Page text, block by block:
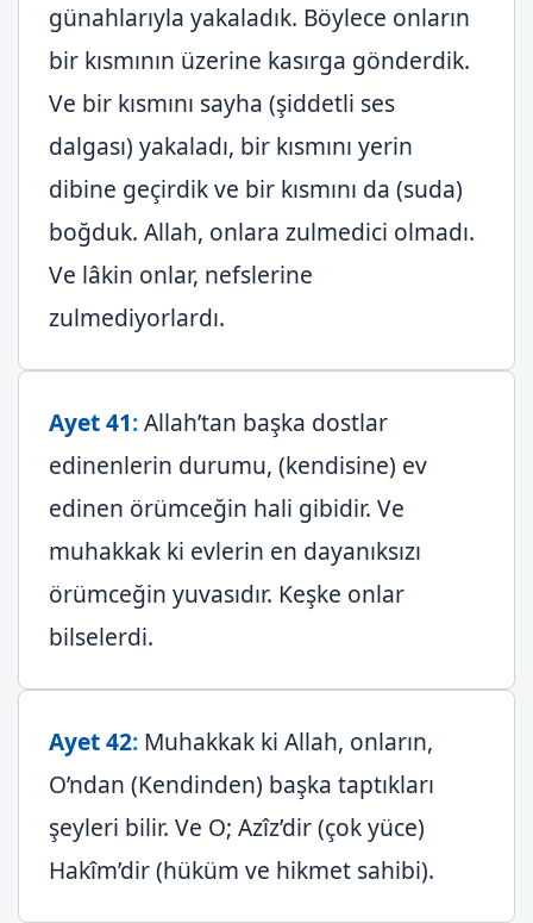
günahlarıyla yakaladık. Böylece onların
bir kısmının üzerine kasırga gönderdik.
Ve bir kısmını sayha (şiddetli ses
dalgası) yakaladı, bir kısmını yerin
dibine geçirdik ve bir kısmını da (suda)
boğduk. Allah, onlara zulmedici olmadı.
Ve lâkin onlar, nefslerine
zulmediyorlardı.
Ayet 41:Allah’tan başka dostlar
edinenlerin durumu, (kendisine) ev
edinen örümceğin hali gibidir. Ve
muhakkak ki evlerin en dayanıksızı
örümceğin yuvasıdır. Keşke onlar
bilselerdi.
Ayet 42: Muhakkak ki Allah, onların,
O’ndan (Kendinden) başka taptıkları
şeyleri bilir. Ve O; Azîz’dir (çok yüce)
Hakîm’dir (hüküm ve hikmet sahibi).